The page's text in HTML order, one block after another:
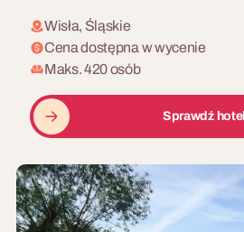
Wisła, Śląskie
Cena dostępna w wycenie
Maks. 420 osób
Sprawdź hotel